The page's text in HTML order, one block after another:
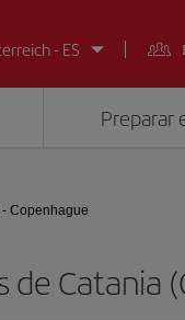
- ES
Preparar
Copenhague
Catania